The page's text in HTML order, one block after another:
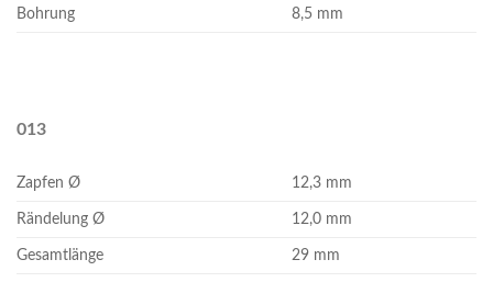
Bohrung 8,5 mm
013
Zapfen Ø 12,3 mm
Rändelung Ø 12,0 mm
Gesamtlänge 29 mm